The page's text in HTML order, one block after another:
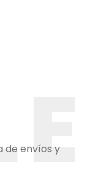
de envíos y